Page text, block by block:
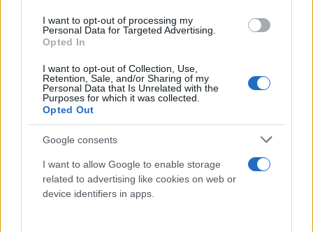
I want to opt-out of processing my
Personal Data for Targeted Advertising.
Opted In
I want to opt-out of Collection, Use,
Retention, Sale, and/or Sharing of my
Personal Data that Is Unrelated with the
Purposes for which it was collected.
Opted Out
Google consents
I want to allow Google to enable storage
related to advertising like cookies on web or
device identifiers in apps.
Η Νάντια, που ήταν και υποψήφια για την αρχηγία
σκληρό αγώνα για την επανεκλογή της και για το
ΠΑΣΟΚ, σε μια εκλογική περιφέρεια με μεγάλο
ανταγωνισμό, ιδίως αν επιβεβαιωθεί η πληροφορία
για συμμετοχή στο ίδιο ψηφοδέλτιο του Λευτέρη
Καρχιμάκη.
«Όλοι μαζί θα δώσουμε τον αγώνα για την αλλαγή,